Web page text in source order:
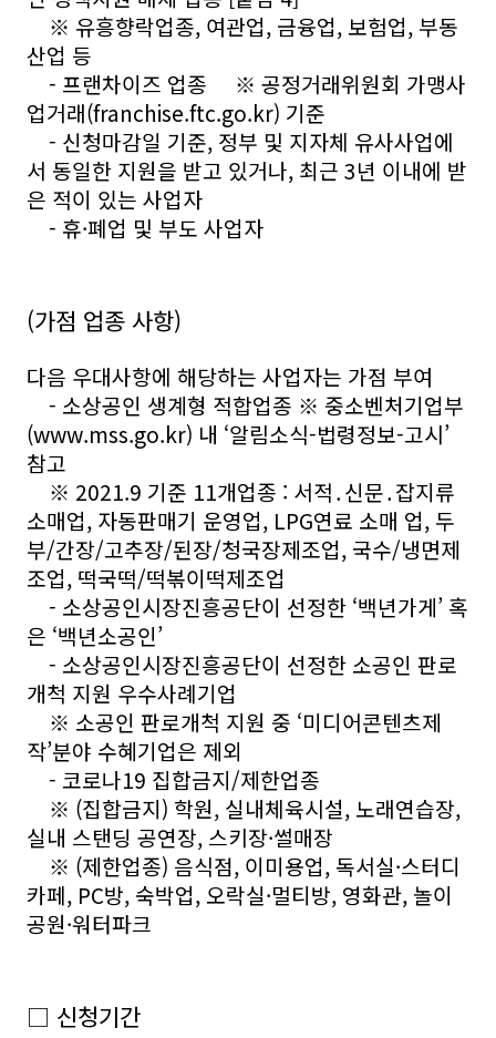
※ 유흥향락업종, 여관업, 금융업, 보험업, 부동
산업 등
- 프랜차이즈 업종 ※ 공정거래위원회 가맹사
업거래(franchise.ftc.go.kr) 기준
- 신청마감일 기준, 정부 및 지자체 유사사업에
서 동일한 지원을 받고 있거나, 최근 3년 이내에 받
은 적이 있는 사업자
- 휴·폐업 및 부도 사업자
(가점 업종 사항)
다음 우대사항에 해당하는 사업자는 가점 부여
- 소상공인 생계형 적합업종 ※ 중소벤처기업부
(www.mss.go.kr) 내 ‘알림소식-법령정보-고시’
참고
※ 2021.9 기준 11개업종 : 서적․신문․잡지류
소매업, 자동판매기 운영업, LPG연료 소매 업, 두
부/간장/고추장/된장/청국장제조업, 국수/냉면제
조업, 떡국떡/떡볶이떡제조업
- 소상공인시장진흥공단이 선정한 ‘백년가게’ 혹
은 ‘백년소공인’
- 소상공인시장진흥공단이 선정한 소공인 판로
개척 지원 우수사례기업
※ 소공인 판로개척 지원 중 ‘미디어콘텐츠제
작’분야 수혜기업은 제외
- 코로나19 집합금지/제한업종
※ (집합금지) 학원, 실내체육시설, 노래연습장,
실내 스탠딩 공연장, 스키장·썰매장
※ (제한업종) 음식점, 이미용업, 독서실·스터디
카페, PC방, 숙박업, 오락실·멀티방, 영화관, 놀이
공원·워터파크
□ 신청기간